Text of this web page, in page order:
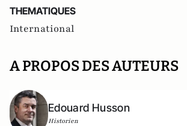
THEMATIQUES
International
A PROPOS DES AUTEURS
Edouard Husson
Historien